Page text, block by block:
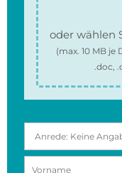
oder wählen
(max. 10 MBje
.doc,